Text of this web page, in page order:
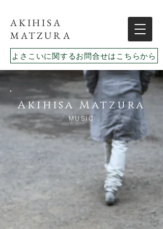
AKIHISA
MATZURA
よさこいに関するお問合せはこちらから
Akihisa Matzura
MUSIC